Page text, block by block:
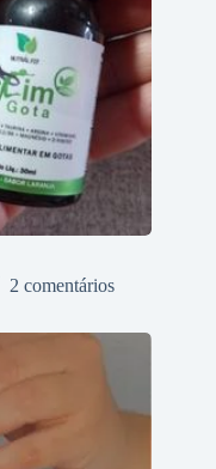
2 comentários